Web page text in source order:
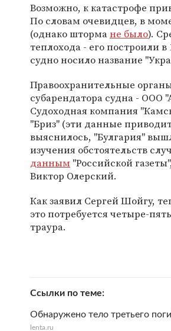
Возможно, к катастрофе
По словам очевидцев, в
(однако штормане было).
теплохода - его построили
судно носило название
Правоохранительные
субарендатора судна - ООО
Судоходная компания
"Бриз" (эти данные
выяснилось, "Булгария"
изучения обстоятельств
данным "Российской
Виктор Олерский.
Как заявил Сергей Шойгу,
это потребуется четыре-
траура.
Ссылки по теме
Обнаружено тело третьего
lenta.ru